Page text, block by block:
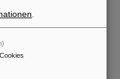
- Docker container with
Versionen
11th 2024) - use
(C) Gesellschaft f.